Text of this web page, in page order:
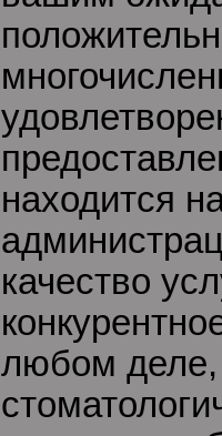
находится
качество
любом деле,